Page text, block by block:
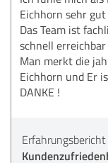
Eichhorn sehr
Das Team ist
schnell erreichbar
Man merkt die
Eichhorn und Er
DANKE !